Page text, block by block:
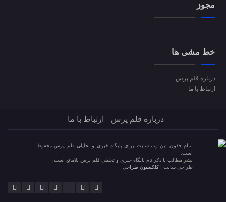
مجوز
خط مشی ها
درباره قلم پرس
ارتباط با ما
درباره قلم پرس ارتباط با ما
تمام حقوق این وب سایت برای پایگاه خبری و تحلیلی قلم پرس محفوظ
است.
نشر مطالب با ذکر نام پایگاه خبری و تحلیلی قلم پرس بلامانع است.
طراحی سایت : کلکسیون طراحی